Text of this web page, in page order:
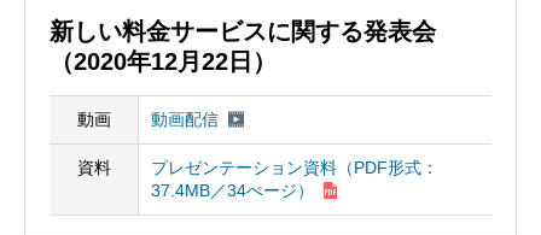
新しい料金サービスに関する発表会
（2020年12月22日）
動画 動画配信
資料
プレゼンテーション資料（PDF形式：
37.4MB／34ぺージ）